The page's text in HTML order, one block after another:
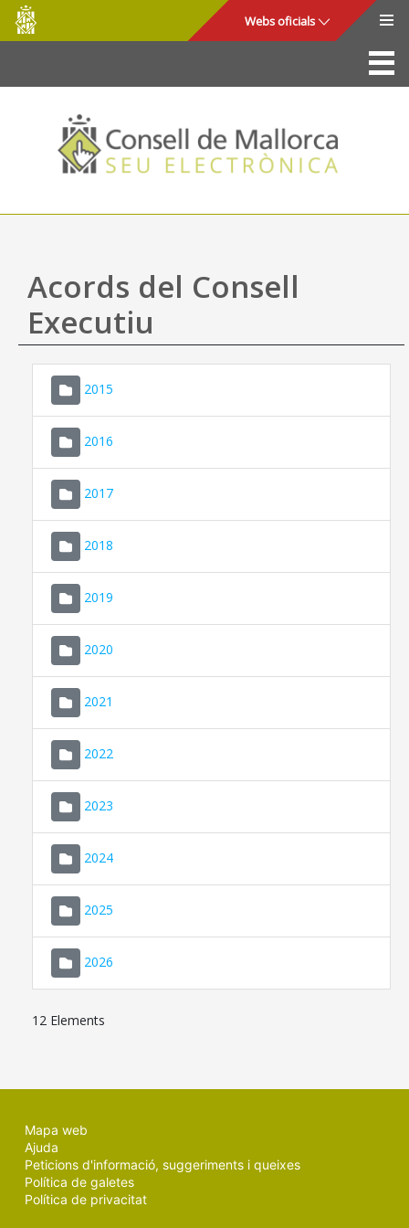
Salta al contingut principal
Consell
de
Mallorca
Webs oficials
La Seu
Consell de Mallorca
Accés i seguretat
Utilitats
Ajuda
Acords del Consell
Executiu
2015
2016
2017
2018
2019
2020
2021
2022
2023
2024
2025
2026
12 Elements
Mapa web
Ajuda
Peticions d'informació, suggeriments i queixes
Política de galetes
Política de privacitat